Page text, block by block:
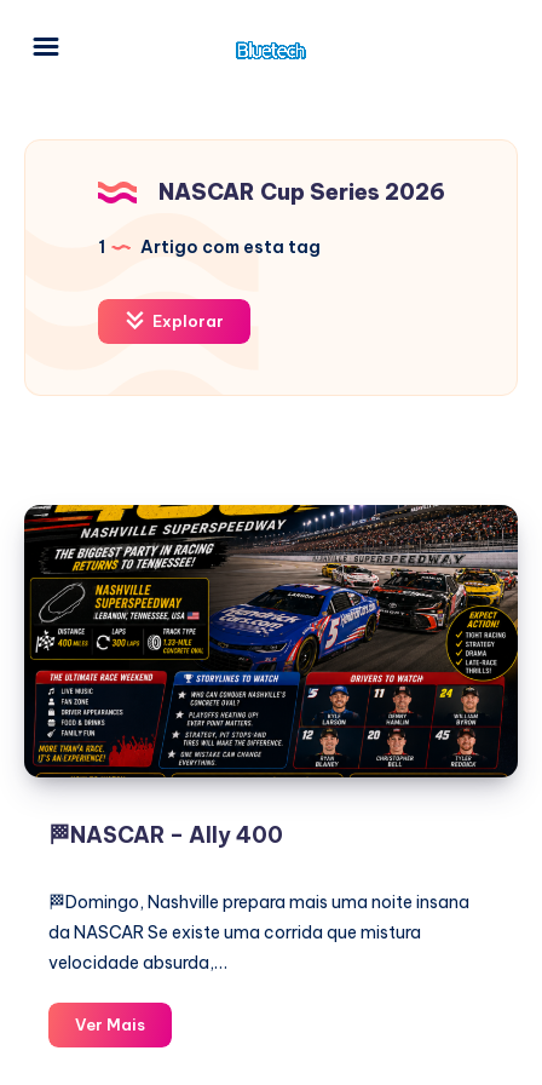
NASCAR Cup Series 2026
1 Artigo com esta tag
Explorar
🏁NASCAR – Ally 400
🏁Domingo, Nashville prepara mais uma noite insana
da NASCAR Se existe uma corrida que mistura
velocidade absurda,…
Ver Mais🏁
NASCAR